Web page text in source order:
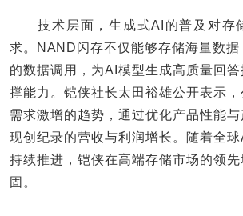
技术层面，生成式AI的普及对存
求。NAND闪存不仅能够存储海量数据
的数据调用，为AI模型生成高质量回
撑能力。铠侠社长太田裕雄公开表示，
需求激增的趋势，通过优化产品性能
现创纪录的营收与利润增长。随着全
持续推进，铠侠在高端存储市场的领
固。